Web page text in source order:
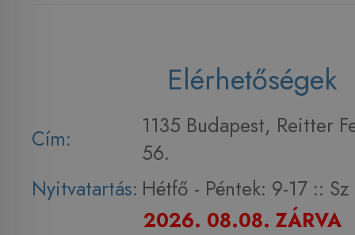
Elérhetőségek
Cím:
1135 Budapest, Reitter
56.
Nyitvatartás: Hétfő - Péntek: 9-17 :: Sz
2026. 08.08. ZÁRVA